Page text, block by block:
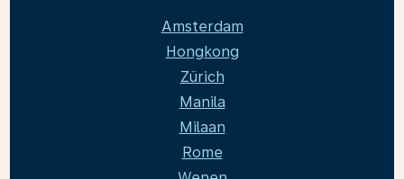
Amsterdam
Hongkong
Zürich
Manila
Milaan
Rome